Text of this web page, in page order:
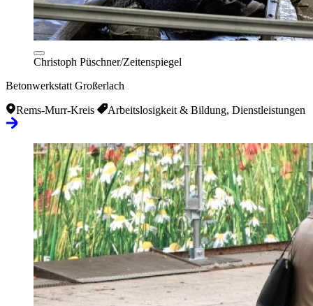
Christoph Püschner/Zeitenspiegel
Betonwerkstatt Großerlach
Rems-Murr-Kreis Arbeitslosigkeit & Bildung, Dienstleistungen